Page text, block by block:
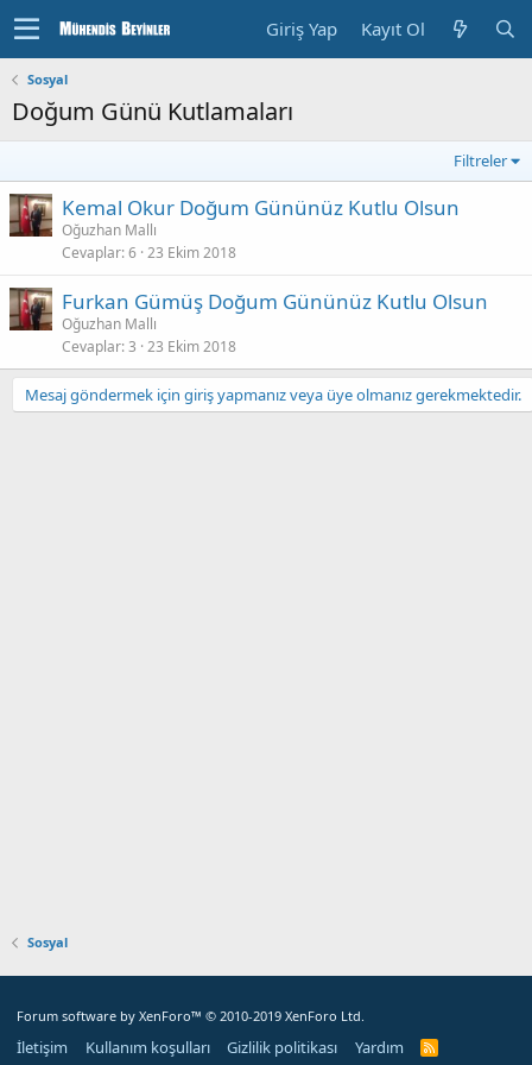
Giriş Yap Kayıt Ol
Sosyal
Doğum Günü Kutlamaları
Filtreler
Kemal Okur Doğum Gününüz Kutlu Olsun
Oğuzhan Mallı
Cevaplar 6 23 Ekim 2018
Furkan Gümüş Doğum Gününüz Kutlu Olsun
Oğuzhan Mallı
Cevaplar 3 23 Ekim 2018
Mesaj göndermek için giriş yapmanız veya üye olmanız gerekmektedir.
Sosyal
Forum software by XenForo™ © 2010-2019 XenForo Ltd.
İletişim Kullanım koşulları Gizlilik politikası Yardım
R